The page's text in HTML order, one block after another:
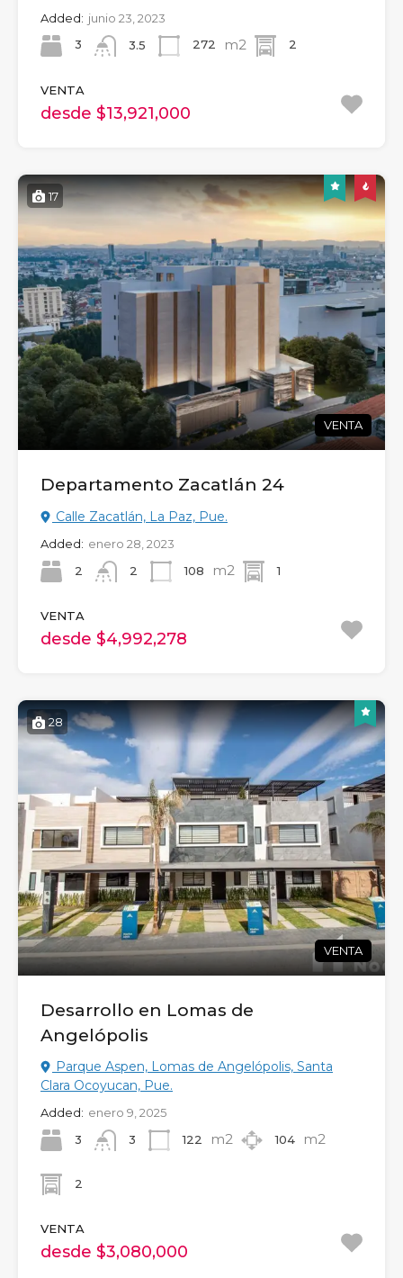
Added: junio 23, 2023
3
3.5 272 m2 2
VENTA
desde $13,921,000
17
VENTA
Departamento Zacatlán 24
Calle Zacatlán, La Paz, Pue.
Added: enero 28, 2023
2
2 108 m2 1
VENTA
desde $4,992,278
28
VENTA
Desarrollo en Lomas de
Angelópolis
Parque Aspen, Lomas de Angelópolis, Santa
Clara Ocoyucan, Pue.
Added: enero 9, 2025
3
3 122 m2 104 m2
2
VENTA
desde $3,080,000